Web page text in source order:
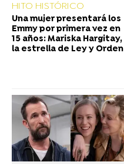
HITO HISTÓRICO
Una mujer presentará los
Emmy por primera vez en
15 años: Mariska Hargitay,
la estrella de Ley y Orden